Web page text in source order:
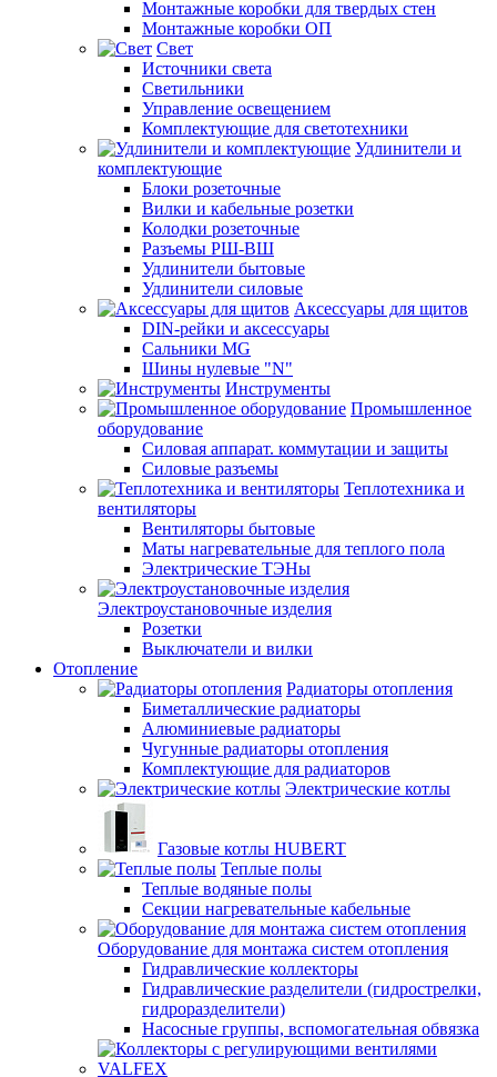
Монтажные коробки для твердых стен
Монтажные коробки ОП
Свет
Источники света
Светильники
Управление освещением
Комплектующие для светотехники
Удлинители и
комплектующие
Блоки розеточные
Вилки и кабельные розетки
Колодки розеточные
Разъемы РШ-ВШ
Удлинители бытовые
Удлинители силовые
Аксессуары для щитов
DIN-рейки и аксессуары
Сальники MG
Шины нулевые "N"
Инструменты
Промышленное
оборудование
Силовая аппарат. коммутации и защиты
Силовые разъемы
Теплотехника и
вентиляторы
Вентиляторы бытовые
Маты нагревательные для теплого пола
Электрические ТЭНы
Электроустановочные изделия
Розетки
Выключатели и вилки
Отопление
Радиаторы отопления
Биметаллические радиаторы
Алюминиевые радиаторы
Чугунные радиаторы отопления
Комплектующие для радиаторов
Электрические котлы
Газовые котлы HUBERT
Теплые полы
Теплые водяные полы
Секции нагревательные кабельные
Оборудование для монтажа систем отопления
Гидравлические коллекторы
Гидравлические разделители (гидрострелки,
гидроразделители)
Насосные группы, вспомогательная обвязка